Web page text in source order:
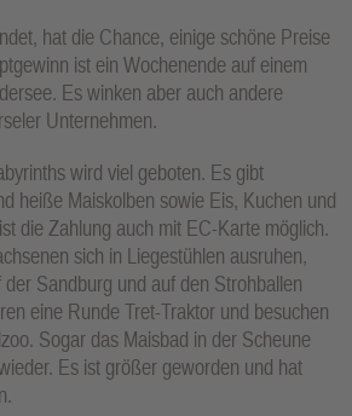
hat die Chance, einige schöne Preise
ist ein Wochenende auf einem
Es winken aber auch andere
Unternehmen.
wird viel geboten. Es gibt
heiße Maiskolben sowie Eis, Kuchen und
die Zahlung auch mit EC-Karte möglich.
sich in Liegestühlen ausruhen,
Sandburg und auf den Strohballen
eine Runde Tret-Traktor und besuchen
Sogar das Maisbad in der Scheune
Es ist größer geworden und hat